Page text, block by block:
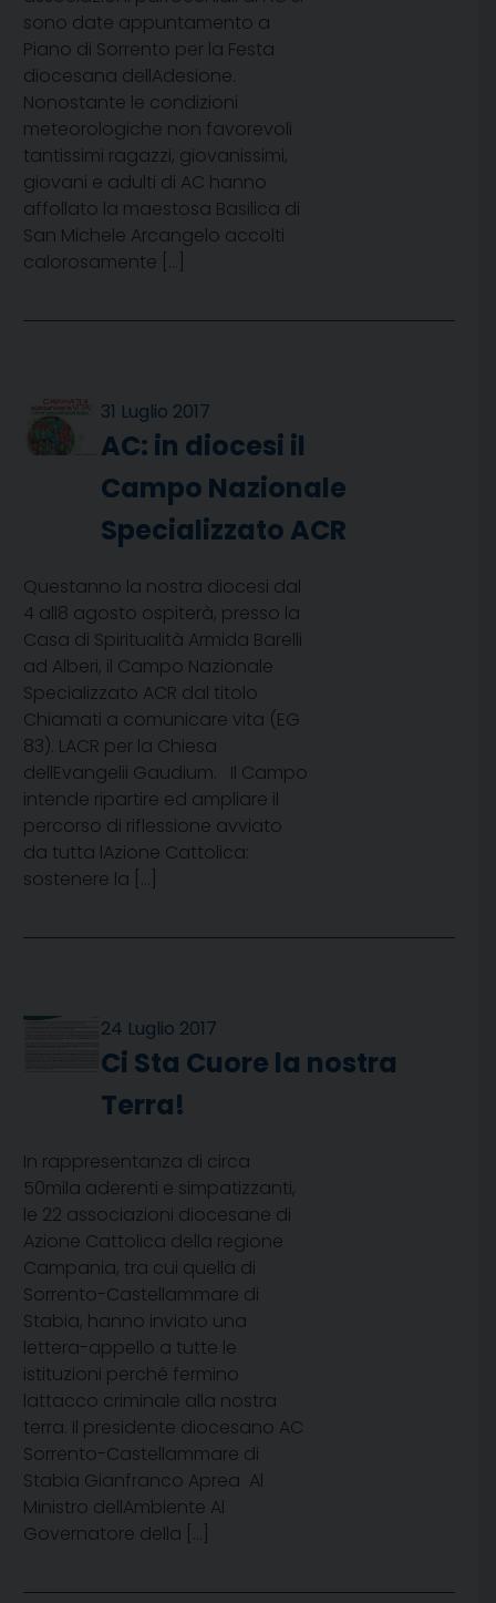
sono date appuntamento a
Piano di Sorrento per la Festa
diocesana dellAdesione.
Nonostante le condizioni
meteorologiche non favorevoli
tantissimi ragazzi, giovanissimi,
giovani e adulti di AC hanno
affollato la maestosa Basilica di
San Michele Arcangelo accolti
calorosamente […]
31 Luglio 2017
AC: in diocesi il
Campo Nazionale
Specializzato ACR
Questanno la nostra diocesi dal
4 all8 agosto ospiterà, presso la
Casa di Spiritualità Armida Barelli
ad Alberi, il Campo Nazionale
Specializzato ACR dal titolo
Chiamati a comunicare vita (EG
83). LACR per la Chiesa
dellEvangelii Gaudium. Il Campo
intende ripartire ed ampliare il
percorso di riflessione avviato
da tutta lAzione Cattolica:
sostenere la […]
24 Luglio 2017
Ci Sta Cuore la nostra
Terra!
In rappresentanza di circa
50mila aderenti e simpatizzanti,
le 22 associazioni diocesane di
Azione Cattolica della regione
Campania, tra cui quella di
Sorrento-Castellammare di
Stabia, hanno inviato una
lettera-appello a tutte le
istituzioni perché fermino
lattacco criminale alla nostra
terra. Il presidente diocesano AC
Sorrento-Castellammare di
Stabia Gianfranco Aprea Al
Ministro dellAmbiente Al
Governatore della […]